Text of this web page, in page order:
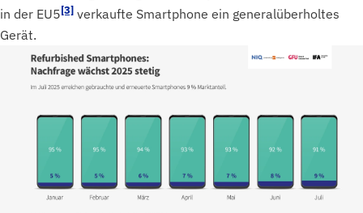
in der EU5[3] verkaufte Smartphone ein generalüberholtes
Gerät.